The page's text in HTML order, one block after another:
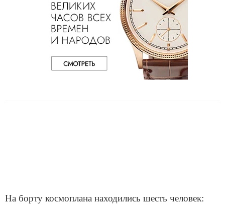
На борту космоплана находились шесть человек: